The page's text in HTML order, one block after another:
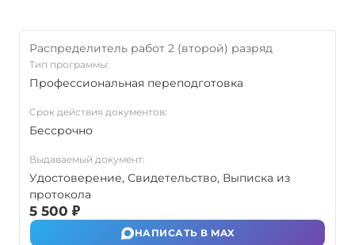
Распределитель работ 2 (второй) разряд
Тип программы:
Профессиональная переподготовка
Срок действия документов:
Бессрочно
Выдаваемый документ:
Удостоверение, Свидетельство, Выписка из
протокола
5 500 ₽
НАПИСАТЬ В MAX